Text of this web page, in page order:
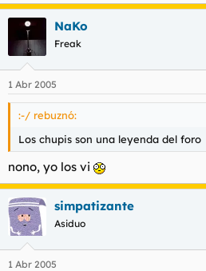
NaKo
Freak
1 Abr 2005
:-/ rebuznó:
Los chupis son una leyenda del foro
nono, yo los vi
simpatizante
Asiduo
1 Abr 2005